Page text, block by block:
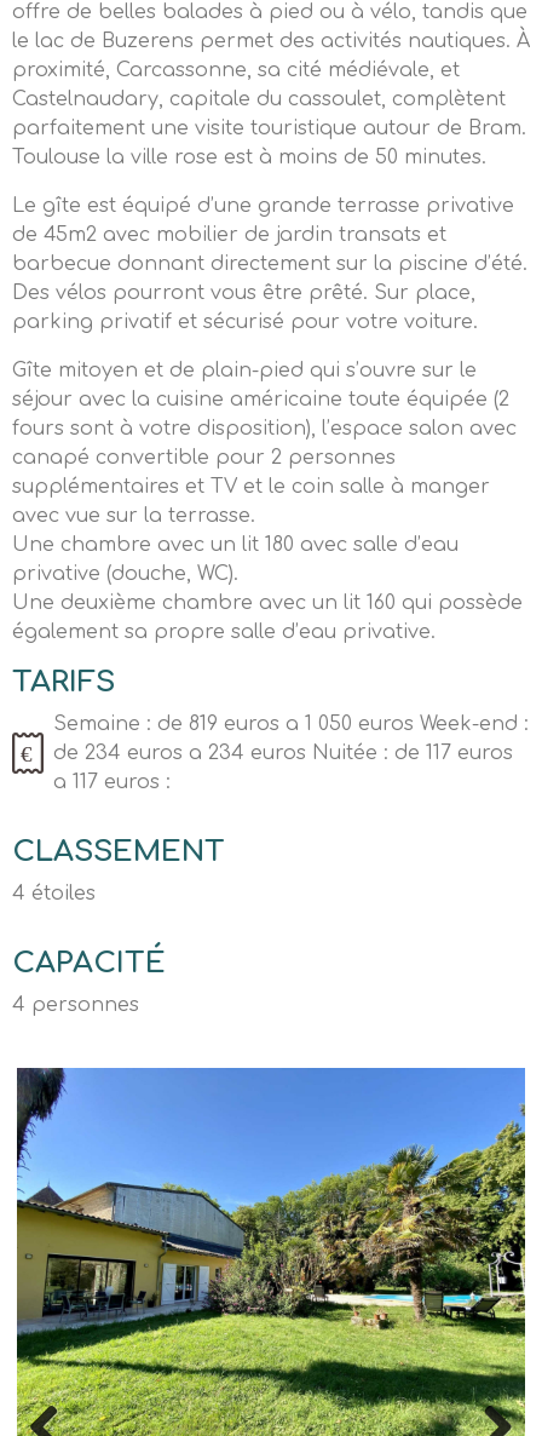
offre de belles balades à pied ou à vélo, tandis que
le lac de Buzerens permet des activités nautiques. À
proximité, Carcassonne, sa cité médiévale, et
Castelnaudary, capitale du cassoulet, complètent
parfaitement une visite touristique autour de Bram.
Toulouse la ville rose est à moins de 50 minutes.
Le gîte est équipé d’une grande terrasse privative
de 45m2 avec mobilier de jardin transats et
barbecue donnant directement sur la piscine d’été.
Des vélos pourront vous être prêté. Sur place,
parking privatif et sécurisé pour votre voiture.
Gîte mitoyen et de plain-pied qui s’ouvre sur le
séjour avec la cuisine américaine toute équipée (2
fours sont à votre disposition), l’espace salon avec
canapé convertible pour 2 personnes
supplémentaires et TV et le coin salle à manger
avec vue sur la terrasse.
Une chambre avec un lit 180 avec salle d’eau
privative (douche, WC).
Une deuxième chambre avec un lit 160 qui possède
également sa propre salle d’eau privative.
TARIFS
Semaine : de 819 euros a 1 050 euros Week-end :
de 234 euros a 234 euros Nuitée : de 117 euros
a 117 euros :
CLASSEMENT
4 étoiles
CAPACITÉ
4 personnes